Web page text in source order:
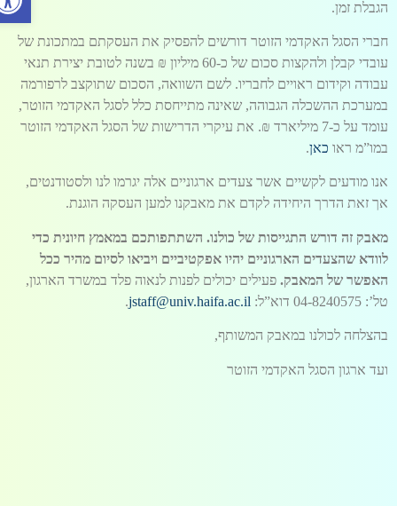
הגבלת זמן.
חברי הסגל האקדמי הזוטר דורשים להפסיק את העסקתם במתכונת של
עובדי קבלן ולהקצות סכום של כ-60 מיליון ₪ בשנה לטובת יצירת תנאי
עבודה וקידום ראויים לחבריו. לשם השוואה, הסכום שתוקצב לרפורמה
במערכת ההשכלה הגבוהה, שאינה מתייחסת כלל לסגל האקדמי הזוטר,
עומד על כ-7 מיליארד ₪. את עיקרי הדרישות של הסגל האקדמי הזוטר
במו”מ ראוכאן.
אנו מודעים לקשיים אשר צעדים ארגוניים אלה יגרמו לנו ולסטודנטים,
אך זאת הדרך היחידה לקדם את מאבקנו למען העסקה הוגנת.
מאבק זה דורש התגייסות של כולנו. השתתפותכם במאמץ חיונית כדי
לוודא שהצעדים הארגוניים יהיו אפקטיביים ויביאו לסיום מהיר ככל
האפשר של המאבק.פעילים יכולים לפנות לנאוה פלד במשרד הארגון,
טל’: 04-8240575 דוא”ל:
jstaff@univ.haifa.ac.il
.
בהצלחה לכולנו במאבק המשותף,
ועד ארגון הסגל האקדמי הזוטר